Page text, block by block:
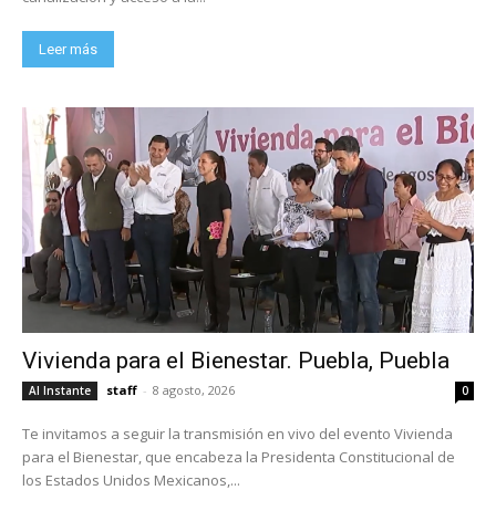
Leer más
Vivienda para el Bienestar. Puebla, Puebla
Al Instante staff - 8 agosto, 2026 0
Te invitamos a seguir la transmisión en vivo del evento Vivienda
para el Bienestar, que encabeza la Presidenta Constitucional de
los Estados Unidos Mexicanos,...